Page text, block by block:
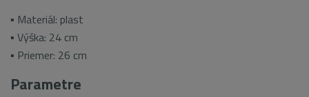
▪ Materiál: plast
▪ Výška: 24 cm
▪ Priemer: 26 cm
Parametre